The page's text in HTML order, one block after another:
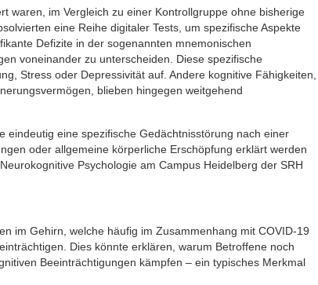
waren, im Vergleich zu einer Kontrollgruppe ohne bisherige
eine Reihe digitaler Tests, um spezifische Aspekte
Defizite in der sogenannten mnemonischen
voneinander zu unterscheiden. Diese spezifische
Stress oder Depressivität auf. Andere kognitive Fähigkeiten,
blieben hingegen weitgehend
eindeutig eine spezifische Gedächtnisstörung nach einer
oder allgemeine körperliche Erschöpfung erklärt werden
Psychologie am Campus Heidelberg der SRH
im Gehirn, welche häufig im Zusammenhang mit COVID-19
Dies könnte erklären, warum Betroffene noch
Beeinträchtigungen kämpfen – ein typisches Merkmal